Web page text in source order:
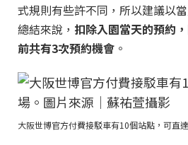
式規則有些許不同，所以建議以
總結來說， 扣除入園當天的預約
前共有3次預約機會 。
大阪世博官方付費接駁車有10個站點，可直